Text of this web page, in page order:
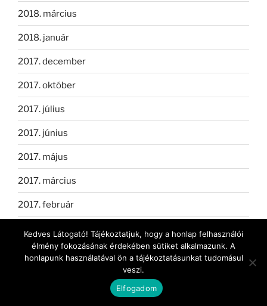
2018. március
2018. január
2017. december
2017. október
2017. július
2017. június
2017. május
2017. március
2017. február
2016. január
2015. december
Kedves Látogató! Tájékoztatjuk, hogy a honlap felhasználói
élmény fokozásának érdekében sütiket alkalmazunk. A
honlapunk használatával ön a tájékoztatásunkat tudomásul
veszi.
Elfogadom